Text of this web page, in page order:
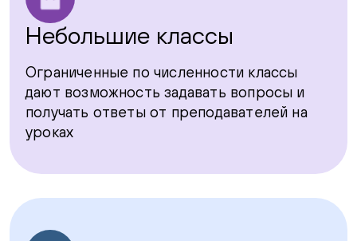
Небольшие классы
Ограниченные по численности классы
дают возможность задавать вопросы и
получать ответы от преподавателей на
уроках